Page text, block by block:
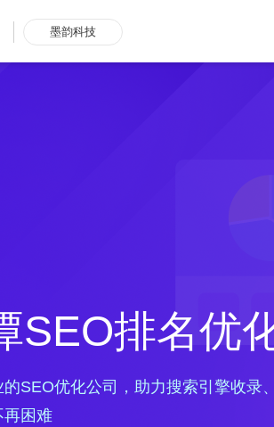
墨韵科技
SEO排名优
的SEO优化公司，助力搜索引擎收录
再困难